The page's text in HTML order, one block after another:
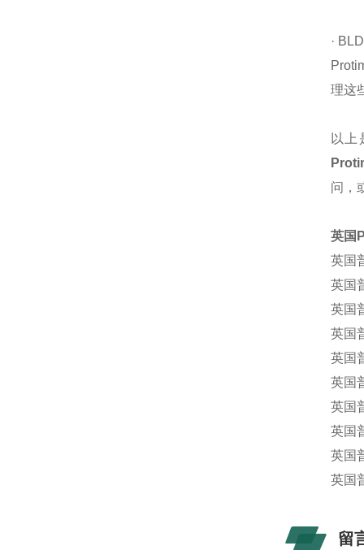
·
理这
以上
问，
英国
英国
英国
英国
英国
英国
英国
英国
英国
英国
英国
留